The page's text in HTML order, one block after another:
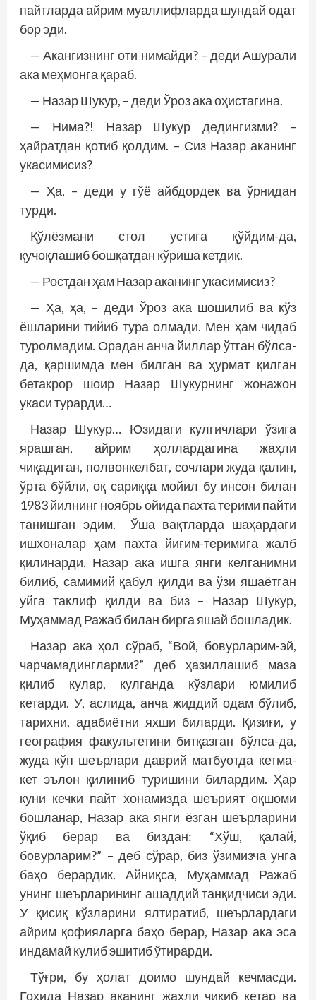
пайтларда айрим муаллифларда шундай одат
бор эди.
— Акангизнинг оти нимайди? – деди Ашурали
ака меҳмонга қараб.
— Назар Шукур, – деди Ўроз ака оҳистагина.
— Нима?! Назар Шукур дедингизми? –
ҳайратдан қотиб қолдим. – Сиз Назар аканинг
укасимисиз?
— Ҳа, – деди у гўё айбдордек ва ўрнидан
турди.
Қўлёзмани стол устига қўйдим-да,
қучоқлашиб бошқатдан кўриша кетдик.
— Ростдан ҳам Назар аканинг укасимисиз?
— Ҳа, ҳа, – деди Ўроз ака шошилиб ва кўз
ёшларини тийиб тура олмади. Мен ҳам чидаб
туролмадим. Орадан анча йиллар ўтган бўлса-
да, қаршимда мен билган ва ҳурмат қилган
бетакрор шоир Назар Шукурнинг жонажон
укаси турарди…
Назар Шукур… Юзидаги кулгичлари ўзига
ярашган, айрим ҳоллардагина жаҳли
чиқадиган, полвонкелбат, сочлари жуда қалин,
ўрта бўйли, оқ сариққа мойил бу инсон билан
1983 йилнинг ноябрь ойида пахта терими пайти
танишган эдим. Ўша вақтларда шаҳардаги
ишхоналар ҳам пахта йиғим-теримига жалб
қилинарди. Назар ака ишга янги келганимни
билиб, самимий қабул қилди ва ўзи яшаётган
уйга таклиф қилди ва биз – Назар Шукур,
Муҳаммад Ражаб билан бирга яшай бошладик.
Назар ака ҳол сўраб, “Вой, бовурларим-эй,
чарчамадингларми?” деб ҳазиллашиб маза
қилиб кулар, кулганда кўзлари юмилиб
кетарди. У, аслида, анча жиддий одам бўлиб,
тарихни, адабиётни яхши биларди. Қизиғи, у
география факультетини битқазган бўлса-да,
жуда кўп шеърлари даврий матбуотда кетма-
кет эълон қилиниб туришини билардим. Ҳар
куни кечки пайт хонамизда шеърият оқшоми
бошланар, Назар ака янги ёзган шеърларини
ўқиб берар ва биздан: “Хўш, қалай,
бовурларим?” – деб сўрар, биз ўзимизча унга
баҳо берардик. Айниқса, Муҳаммад Ражаб
унинг шеърларининг ашаддий танқидчиси эди.
У қисиқ кўзларини ялтиратиб, шеърлардаги
айрим қофияларга баҳо берар, Назар ака эса
индамай кулиб эшитиб ўтирарди.
Тўғри, бу ҳолат доимо шундай кечмасди.
Гоҳида Назар аканинг жаҳли чиқиб кетар ва